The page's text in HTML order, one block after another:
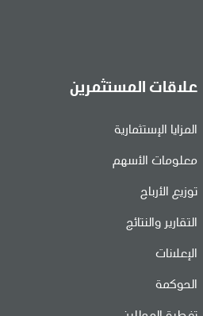
علاقات المستثمرين
المزايا الإستثمارية
معلومات الأسهم
توزيع الأرباح
التقارير والنتائج
الإعلانات
الحوكمة